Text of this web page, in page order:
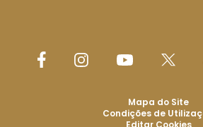
Mapa do Site
Condições de